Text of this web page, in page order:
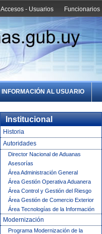
Funcionarios
Accesos - Usuarios
INFORMACIÓN AL USUARIO
Institucional
Historia
Autoridades
Director Nacional de Aduanas
Asesorías
Área Administración General
Área Gestión Operativa Aduanera
Área Control y Gestión del Riesgo
Área Gestión de Comercio Exterior
Área Tecnologías de la Información
Modernización
Programa Modernización de la